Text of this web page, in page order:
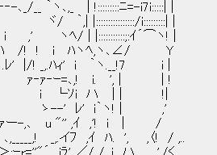
｀ヽ､,_ | !:::::::::ﾆ=-i7i:::::| |
,| |::::::::::::::::/i:::::::::| |
ﾍ/ | |:::::::::::;:ｲ´⌒ヽ! |
ﾊ /! ! i ﾊヽﾍ,ヽ､∠/ Y i
' |/! _,.ﾊｨ' i ｀ヽ.__!7 i
‐ｧ‐ｰ=､,! i. ', | | !
i └ｿi ハ | | !|
--' ﾚ' i｀ヽ! | ,'
u "'' ,ｲ ,'! i | /
_,.イﾌ ,ｲ ﾊ. ', ,〈! / ,..